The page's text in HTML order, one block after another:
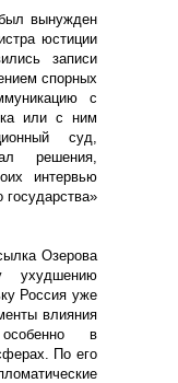
вынужден
юстиции
записи
спорных
с
или с ним
суд,
решения,
интервью
государства»
Озерова
ухудшению
Россия уже
влияния
в
По его